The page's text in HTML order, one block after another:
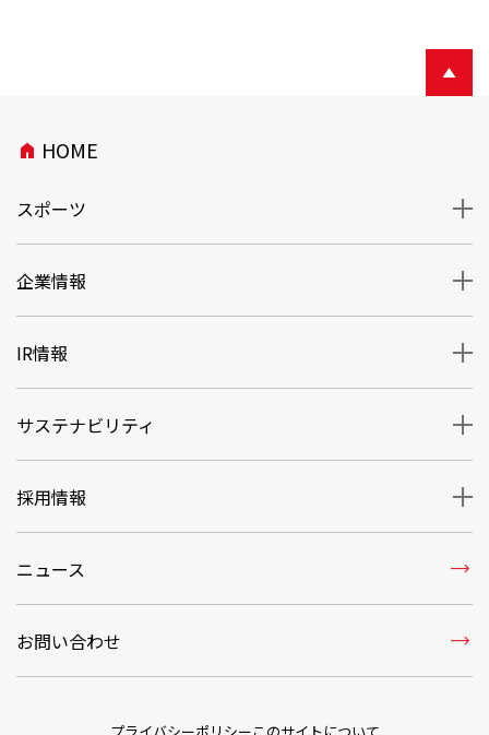
home HOME
スポーツ
企業情報
IR情報
サステナビリティ
採用情報
ニュース trending_flat
お問い合わせ trending_flat